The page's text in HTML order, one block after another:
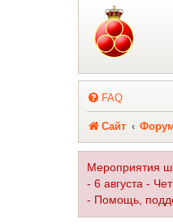
Регистрация
FAQ
Сайт
Мероприятия
- 6 августа -
- Помощь,